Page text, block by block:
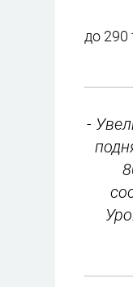
до 290
-